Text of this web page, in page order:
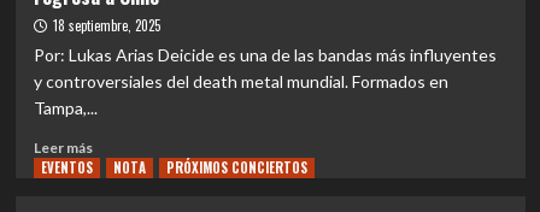
EN
MARCO
DE
LA
LATINOAMERICANA
2026
la
nueva
del
black
polaco
que
18 septiembre, 2025
Por: Lukas Arias Deicide es una de las bandas más influyentes
y controversiales del death metal mundial. Formados en
Tampa,...
Leer másLeer
más
EVENTOS NOTA PRÓXIMOS CONCIERTOS